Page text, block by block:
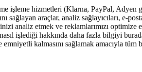
işleme hizmetleri (Klarna, PayPal,
sağlayan araçlar, analiz sağlayıcıları, e-
analiz etmek ve reklamlarımızı optimize
işlediği hakkında daha fazla bilgiyi
kalmasını sağlamak amacıyla